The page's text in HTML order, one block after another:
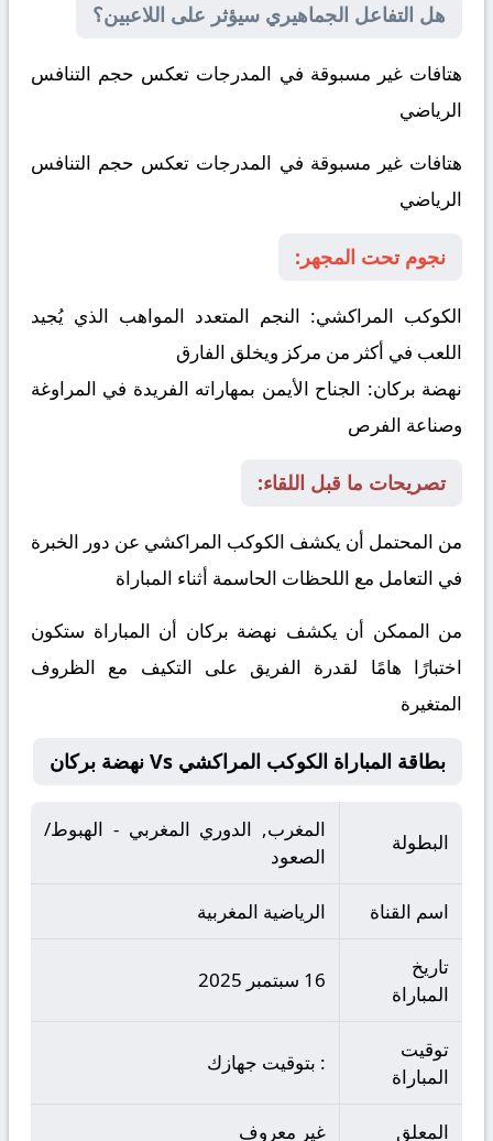
هل التفاعل الجماهيري سيؤثر على اللاعبين؟
هتافات غير مسبوقة في المدرجات تعكس حجم التنافس
الرياضي
هتافات غير مسبوقة في المدرجات تعكس حجم التنافس
الرياضي
نجوم تحت المجهر:
الكوكب المراكشي: النجم المتعدد المواهب الذي يُجيد
اللعب في أكثر من مركز ويخلق الفارق
نهضة بركان: الجناح الأيمن بمهاراته الفريدة في المراوغة
وصناعة الفرص
تصريحات ما قبل اللقاء:
من المحتمل أن يكشف الكوكب المراكشي عن دور الخبرة
في التعامل مع اللحظات الحاسمة أثناء المباراة
من الممكن أن يكشف نهضة بركان أن المباراة ستكون
اختبارًا هامًا لقدرة الفريق على التكيف مع الظروف
المتغيرة
بطاقة المباراة الكوكب المراكشي Vs نهضة بركان
البطولة
المغرب, الدوري المغربي - الهبوط/
الصعود
اسم القناة الرياضية المغربية
تاريخ
المباراة
16 سبتمبر 2025
توقيت
المباراة
: بتوقيت جهازك
المعلق غير معروف